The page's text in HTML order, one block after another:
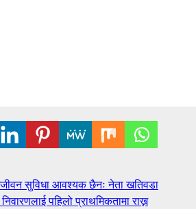
सुविधा आवश्यक छैनः नेता खतिवडा
पहिलो प्राथमिकतामा राख्न